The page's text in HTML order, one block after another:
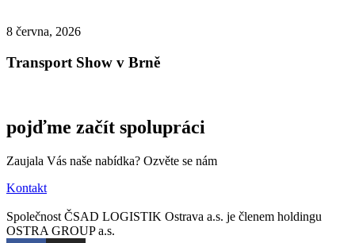
8 června, 2026
Transport Show v Brně
pojďme začít spolupráci
Zaujala Vás naše nabídka? Ozvěte se nám
Kontakt
Společnost ČSAD LOGISTIK Ostrava a.s. je členem holdingu
OSTRA GROUP a.s.